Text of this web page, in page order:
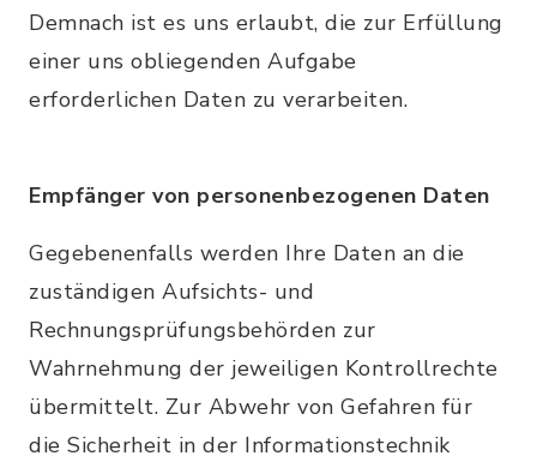
Demnach ist es uns erlaubt, die zur Erfüllung
einer uns obliegenden Aufgabe
erforderlichen Daten zu verarbeiten.
Empfänger von personenbezogenen Daten
Gegebenenfalls werden Ihre Daten an die
zuständigen Aufsichts- und
Rechnungsprüfungsbehörden zur
Wahrnehmung der jeweiligen Kontrollrechte
übermittelt. Zur Abwehr von Gefahren für
die Sicherheit in der Informationstechnik